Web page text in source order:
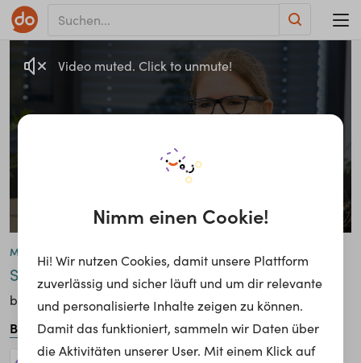
Video muted. Click to unmute!
Maria Wiesinger
Studierende IT Infrastruktur-Management
bei
Hochschule für Angewandte Wissenschaften
Burgenland
Nimm einen Cookie!
Hi! Wir nutzen Cookies, damit unsere Plattform
zuverlässig und sicher läuft und um dir relevante
und personalisierte Inhalte zeigen zu können.
Damit das funktioniert, sammeln wir Daten über
die Aktivitäten unserer User. Mit einem Klick auf